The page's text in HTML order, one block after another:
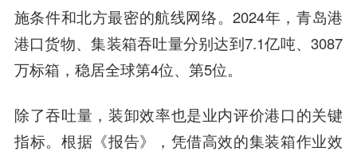
施条件和北方最密的航线网络。2024年，青岛港
港口货物、集装箱吞吐量分别达到7.1亿吨、3087
万标箱，稳居全球第4位、第5位。
除了吞吐量，装卸效率也是业内评价港口的关键
指标。根据《报告》，凭借高效的集装箱作业效